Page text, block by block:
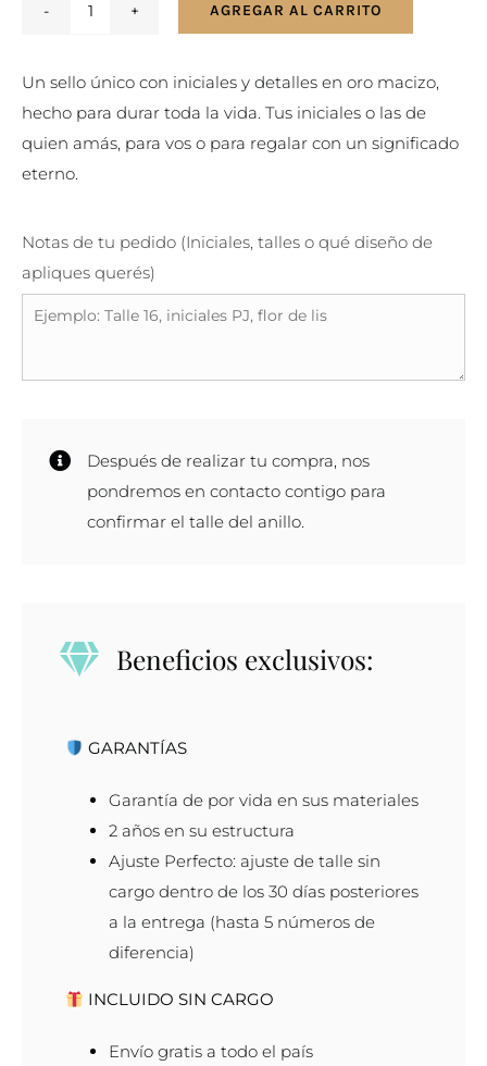
Un sello único con iniciales y detalles en oro macizo,
hecho para durar toda la vida. Tus iniciales o las de
quien amás, para vos o para regalar con un significado
eterno.
con
iniciales
para
mujer
-
Plata
AGREGAR AL CARRITO
Notas de tu pedido (Iniciales, talles o qué diseño de
apliques querés)
Después de realizar tu compra, nos
pondremos en contacto contigo para
confirmar el talle del anillo.
Beneficios exclusivos:
GARANTÍAS
Garantía de por vida en sus materiales
2 años en su estructura
Ajuste Perfecto: ajuste de talle sin
cargo dentro de los 30 días posteriores
a la entrega (hasta 5 números de
diferencia)
INCLUIDO SIN CARGO
Envío gratis a todo el país